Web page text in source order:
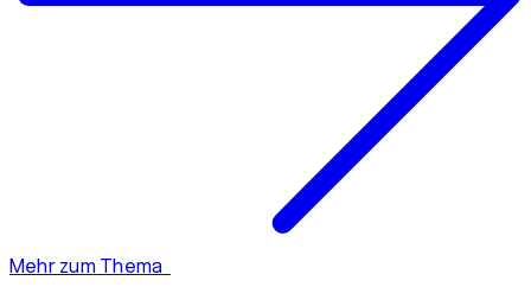
Mehr zum Thema